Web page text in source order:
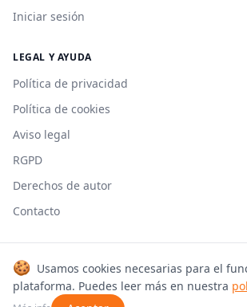
Iniciar sesión
LEGAL Y AYUDA
Política de privacidad
Política de cookies
Aviso legal
RGPD
Derechos de autor
Contacto
© 2026 Cookmonkeys. Todos los derechos
Hecho con 🍳 en España
🍪 Usamos cookies necesarias para el
plataforma. Puedes leer más en nuestra